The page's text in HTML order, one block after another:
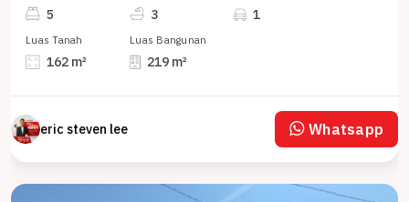
5 3 1
Luas Tanah
162 m²
Luas Bangunan
219 m²
eric steven lee Whatsapp